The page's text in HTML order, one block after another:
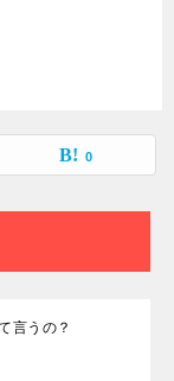
0
言うの？